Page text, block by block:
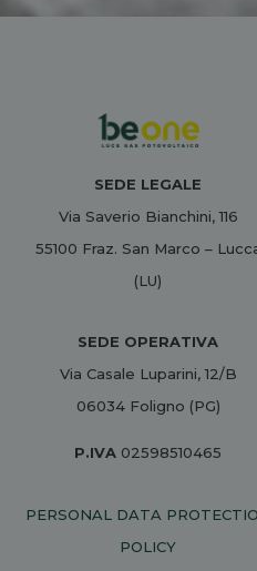
SEDE LEGALE
Via Saverio Bianchini, 116
55100 Fraz. San Marco –
(LU)
SEDE OPERATIVA
Via Casale Luparini, 12/B
06034 Foligno (PG)
P.IVA 02598510465
PERSONAL DATA
POLICY